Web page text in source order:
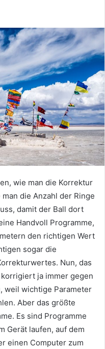
wie man die Korrektur
die Anzahl der Ringe
damit der Ball dort
Handvoll Programme,
den richtigen Wert
sogar die
Nun, das
ja immer gegen
weil wichtige Parameter
Aber das größte
Es sind Programme
Gerät laufen, auf dem
einen Computer zum